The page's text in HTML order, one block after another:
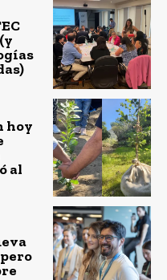
hoy
al